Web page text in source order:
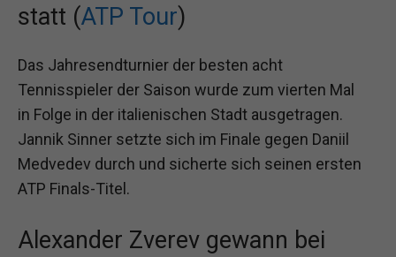
statt (ATP Tour)
Das Jahresendturnier der besten acht
Tennisspieler der Saison wurde zum vierten Mal
in Folge in der italienischen Stadt ausgetragen.
Jannik Sinner setzte sich im Finale gegen Daniil
Medvedev durch und sicherte sich seinen ersten
ATP Finals-Titel.
Alexander Zverev gewann bei